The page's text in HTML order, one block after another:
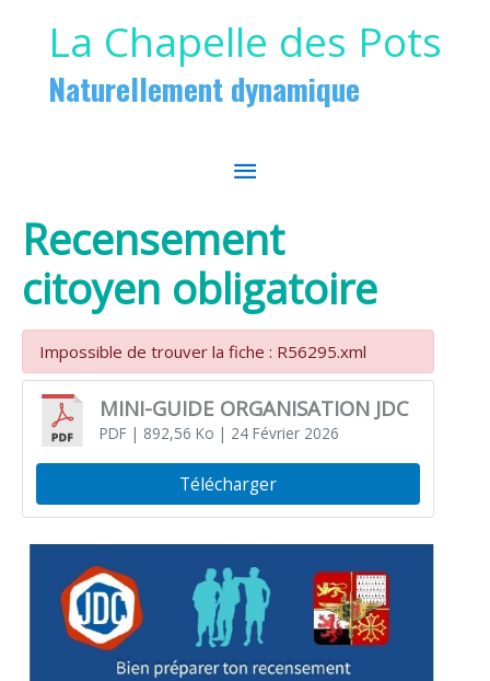
La Chapelle des Pots
Naturellement dynamique
MENU
PRINCIPAL
Recensement
citoyen obligatoire
Impossible de trouver la fiche : R56295.xml
MINI-GUIDE ORGANISATION JDC
PDF| 892,56 Ko | 24 Février 2026
Télécharger